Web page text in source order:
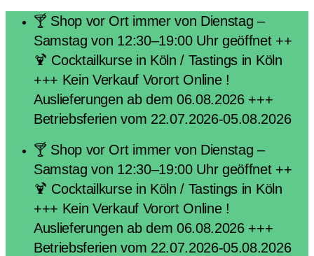
springen
🍸 Shop vor Ort immer von Dienstag –
Samstag von 12:30–19:00 Uhr geöffnet ++
🍹 Cocktailkurse in Köln / Tastings in Köln
+++ Kein Verkauf Vorort Online !
Auslieferungen ab dem 06.08.2026 +++
Betriebsferien vom 22.07.2026-05.08.2026
🍸 Shop vor Ort immer von Dienstag –
Samstag von 12:30–19:00 Uhr geöffnet ++
🍹 Cocktailkurse in Köln / Tastings in Köln
+++ Kein Verkauf Vorort Online !
Auslieferungen ab dem 06.08.2026 +++
Betriebsferien vom 22.07.2026-05.08.2026